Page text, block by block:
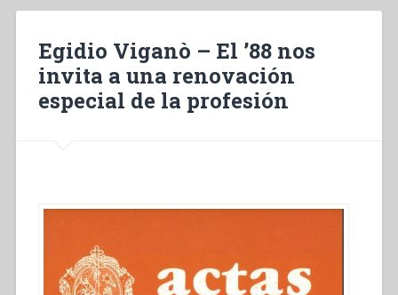
Egidio Viganò – El ’88 nos
invita a una renovación
especial de la profesión